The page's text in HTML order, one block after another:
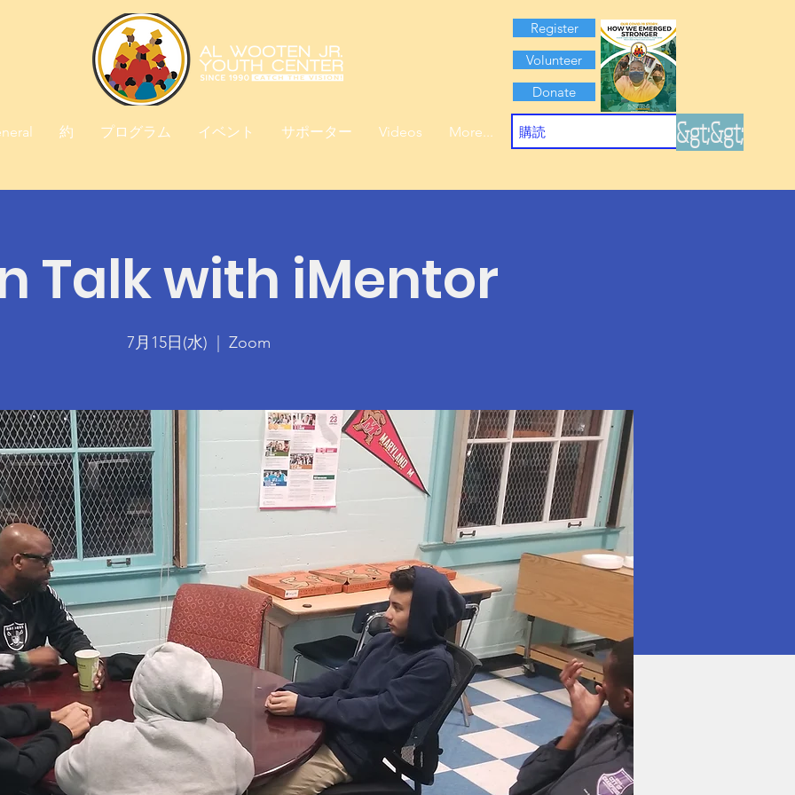
Register
Volunteer
Donate
約 プログラム イベント サポーター Videos More... &gt;&gt;
Talk with iMentor
7月15日(水) Zoom